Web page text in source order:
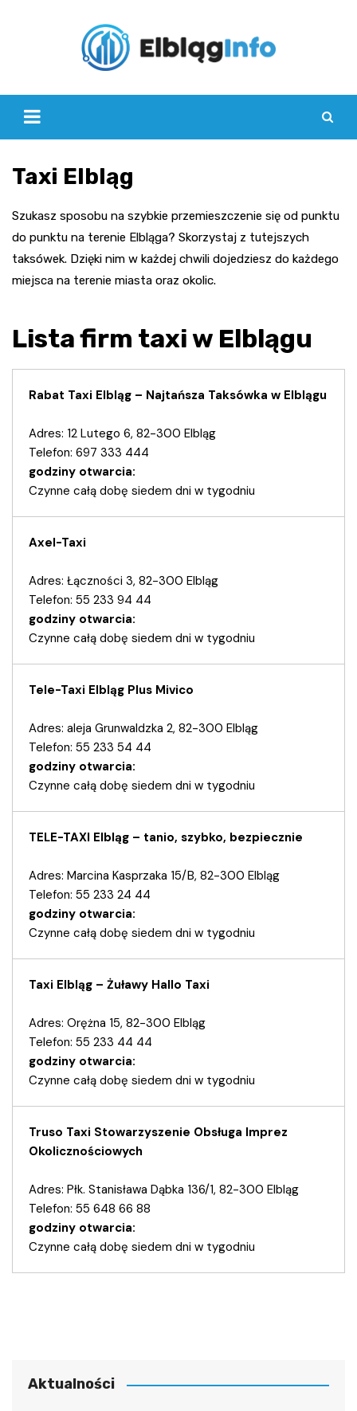
Taxi Elbląg
Szukasz sposobu na szybkie przemieszczenie się od punktu
do punktu na terenie Elbląga? Skorzystaj z tutejszych
taksówek. Dzięki nim w każdej chwili dojedziesz do każdego
miejsca na terenie miasta oraz okolic.
Lista firm taxi w Elblągu
Rabat Taxi Elbląg – Najtańsza Taksówka w Elblągu
Adres: 12 Lutego 6, 82-300 Elbląg
Telefon: 697 333 444
godziny otwarcia:
Czynne całą dobę siedem dni w tygodniu
Axel-Taxi
Adres: Łączności 3, 82-300 Elbląg
Telefon: 55 233 94 44
godziny otwarcia:
Czynne całą dobę siedem dni w tygodniu
Tele-Taxi Elbląg Plus Mivico
Adres: aleja Grunwaldzka 2, 82-300 Elbląg
Telefon: 55 233 54 44
godziny otwarcia:
Czynne całą dobę siedem dni w tygodniu
TELE-TAXI Elbląg – tanio, szybko, bezpiecznie
Adres: Marcina Kasprzaka 15/B, 82-300 Elbląg
Telefon: 55 233 24 44
godziny otwarcia:
Czynne całą dobę siedem dni w tygodniu
Taxi Elbląg – Żuławy Hallo Taxi
Adres: Orężna 15, 82-300 Elbląg
Telefon: 55 233 44 44
godziny otwarcia:
Czynne całą dobę siedem dni w tygodniu
Truso Taxi Stowarzyszenie Obsługa Imprez
Okolicznościowych
Adres: Płk. Stanisława Dąbka 136/1, 82-300 Elbląg
Telefon: 55 648 66 88
godziny otwarcia:
Czynne całą dobę siedem dni w tygodniu
Aktualności